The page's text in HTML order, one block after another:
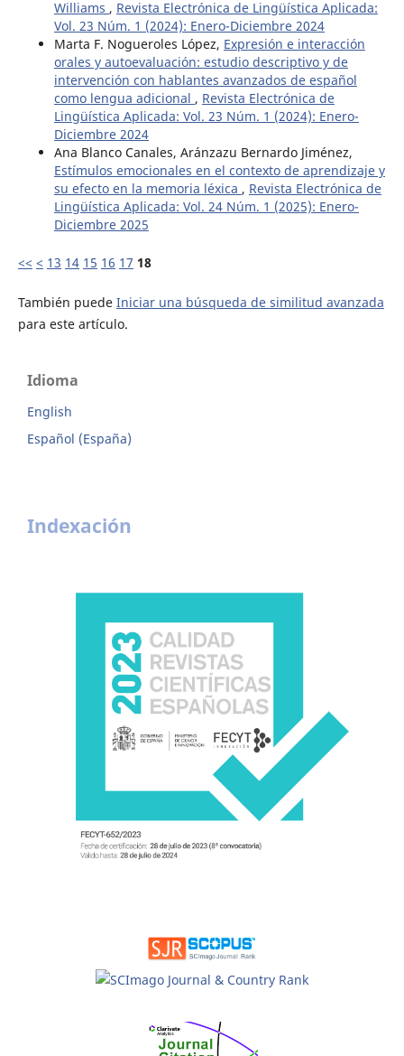
Williams , Revista Electrónica de Lingüística Aplicada:
Vol. 23 Núm. 1 (2024): Enero-Diciembre 2024
Marta F. Nogueroles López, Expresión e interacción
orales y autoevaluación: estudio descriptivo y de
intervención con hablantes avanzados de español
como lengua adicional , Revista Electrónica de
Lingüística Aplicada: Vol. 23 Núm. 1 (2024): Enero-
Diciembre 2024
Ana Blanco Canales, Aránzazu Bernardo Jiménez,
Estímulos emocionales en el contexto de aprendizaje y
su efecto en la memoria léxica , Revista Electrónica de
Lingüística Aplicada: Vol. 24 Núm. 1 (2025): Enero-
Diciembre 2025
<< < 13 14 15 16 17 18
También puede Iniciar una búsqueda de similitud avanzada
para este artículo.
Idioma
English
Español (España)
Indexación